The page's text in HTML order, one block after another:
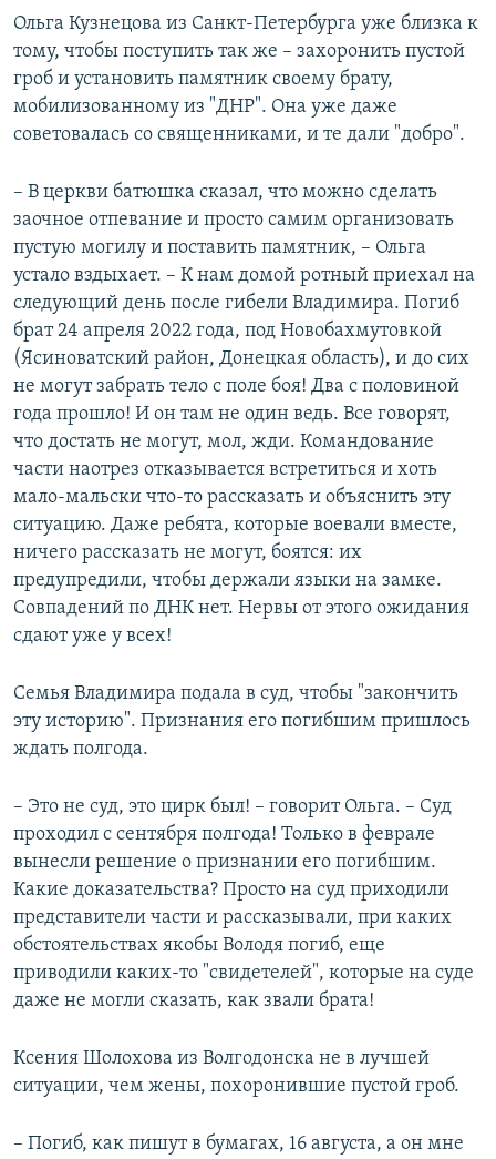
Ольга Кузнецова из Санкт-Петербурга уже близка к
тому, чтобы поступить так же – захоронить пустой
гроб и установить памятник своему брату,
мобилизованному из "ДНР". Она уже даже
советовалась со священниками, и те дали "добро".
– В церкви батюшка сказал, что можно сделать
заочное отпевание и просто самим организовать
пустую могилу и поставить памятник, – Ольга
устало вздыхает. – К нам домой ротный приехал на
следующий день после гибели Владимира. Погиб
брат 24 апреля 2022 года, под Новобахмутовкой
(Ясиноватский район, Донецкая область), и до сих
не могут забрать тело с поле боя! Два с половиной
года прошло! И он там не один ведь. Все говорят,
что достать не могут, мол, жди. Командование
части наотрез отказывается встретиться и хоть
мало-мальски что-то рассказать и объяснить эту
ситуацию. Даже ребята, которые воевали вместе,
ничего рассказать не могут, боятся: их
предупредили, чтобы держали языки на замке.
Совпадений по ДНК нет. Нервы от этого ожидания
сдают уже у всех!
Семья Владимира подала в суд, чтобы "закончить
эту историю". Признания его погибшим пришлось
ждать полгода.
– Это не суд, это цирк был! – говорит Ольга. – Суд
проходил с сентября полгода! Только в феврале
вынесли решение о признании его погибшим.
Какие доказательства? Просто на суд приходили
представители части и рассказывали, при каких
обстоятельствах якобы Володя погиб, еще
приводили каких-то "свидетелей", которые на суде
даже не могли сказать, как звали брата!
Ксения Шолохова из Волгодонска не в лучшей
ситуации, чем жены, похоронившие пустой гроб.
– Погиб, как пишут в бумагах, 16 августа, а он мне